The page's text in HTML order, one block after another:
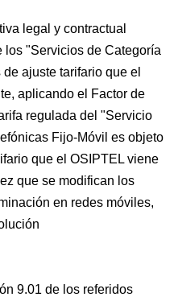
legal y contractual
los "Servicios de Categoría
ajuste tarifario que el
aplicando el Factor de
regulada del "Servicio
Fijo-Móvil es objeto
que el OSIPTEL viene
que se modifican los
en redes móviles,
9.01 de los referidos